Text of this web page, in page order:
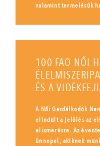
valamint termelésük
100 FAO NŐI
ÉS A
A Női Gazdálkodók
elindult a jelölés az
elismerésre. Az
ünnepel, akiknek